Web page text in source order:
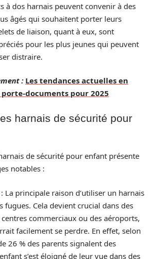
à dos harnais peuvent convenir à des
âgés qui souhaitent porter leurs
de liaison, quant à eux, sont
pour les plus jeunes qui peuvent
distraire.
: Les tendances actuelles en
documents pour 2025
harnais de sécurité pour
de sécurité pour enfant présente
notables :
: La principale raison d’utiliser un harnais
fugues. Cela devient crucial dans des
commerciaux ou des aéroports,
facilement se perdre. En effet, selon
26 % des parents signalent des
s’est éloigné de leur vue dans des